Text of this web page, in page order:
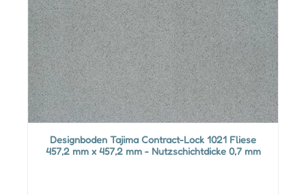
Designboden Tajima Contract-Lock 1021 Fliese
457,2 mm x 457,2 mm - Nutzschichtdicke 0,7 mm